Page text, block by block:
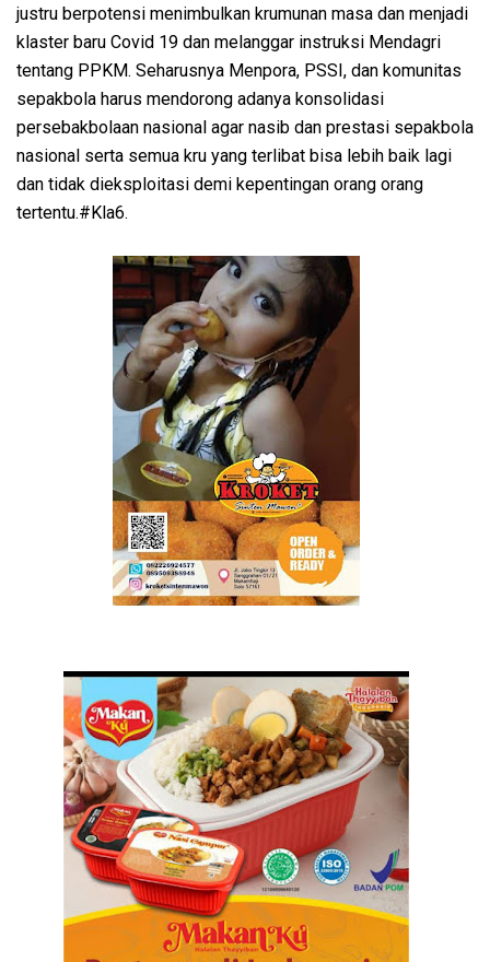
justru berpotensi menimbulkan krumunan masa dan menjadi
klaster baru Covid 19 dan melanggar instruksi Mendagri
tentang PPKM. Seharusnya Menpora, PSSI, dan komunitas
sepakbola harus mendorong adanya konsolidasi
persebakbolaan nasional agar nasib dan prestasi sepakbola
nasional serta semua kru yang terlibat bisa lebih baik lagi
dan tidak dieksploitasi demi kepentingan orang orang
tertentu.#Kla6.